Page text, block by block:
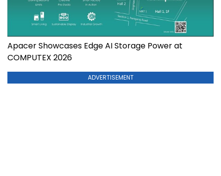
Apacer Showcases Edge AI Storage Power at
COMPUTEX 2026
ADVERTISEMENT